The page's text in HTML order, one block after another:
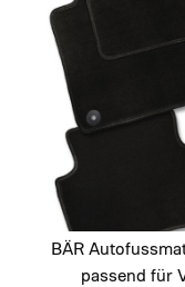
images
gallery
BÄR
passend für